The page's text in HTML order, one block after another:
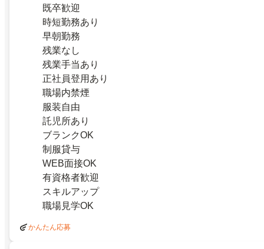
既卒歓迎
時短勤務あり
早朝勤務
残業なし
残業手当あり
正社員登用あり
職場内禁煙
服装自由
託児所あり
ブランクOK
制服貸与
WEB面接OK
有資格者歓迎
スキルアップ
職場見学OK
かんたん応募